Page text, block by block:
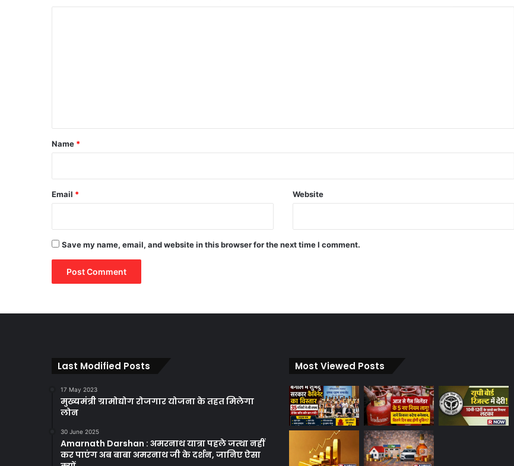
*
Name *
Email * Website
Save my name, email, and website in this browser for the next time I comment.
Last Modified Posts
17 May 2023
मुख्यमंत्री ग्रामोद्योग रोजगार योजना के तहत मिलेगा
लोन
30 June 2025
Amarnath Darshan : अमरनाथ यात्रा पहले जत्था नहीं
कर पाएंग अब बाबा अमरनाथ जी के दर्शन, जानिए ऐसा
Most Viewed Posts